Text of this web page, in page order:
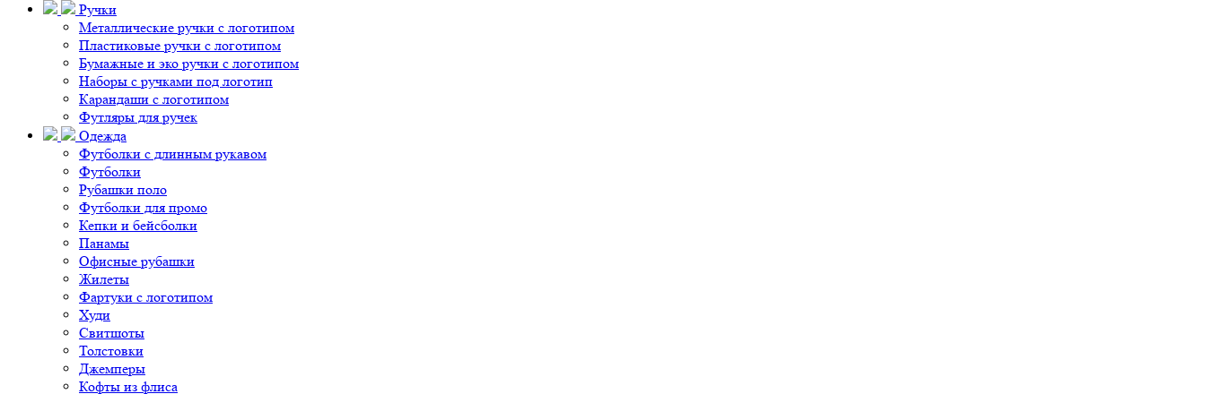
Ручки
Металлические ручки с логотипом
Пластиковые ручки с логотипом
Бумажные и эко ручки с логотипом
Наборы с ручками под логотип
Карандаши с логотипом
Футляры для ручек
Одежда
Футболки с длинным рукавом
Футболки
Рубашки поло
Футболки для промо
Кепки и бейсболки
Панамы
Офисные рубашки
Жилеты
Фартуки с логотипом
Худи
Свитшоты
Толстовки
Джемперы
Кофты из флиса